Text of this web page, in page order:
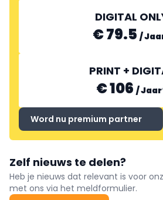
DIGITAL
€ 79.5 /
PRINT +
€ 106 /Jaar
Word nu premium partner
Zelf nieuws te delen?
Heb je nieuws dat relevant is voor
met ons via het meldformulier.